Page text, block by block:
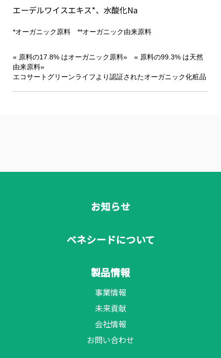
エーデルワイスエキス*、水酸化Na
*オーガニック原料 **オーガニック由来原料
« 原料の17.8% はオーガニック原料» « 原料の99.3% は天然
由来原料»
エコサートグリーンライフより認証されたオーガニック化粧品
お知らせ
ベネシードについて
製品情報
事業情報
未来貢献
会社情報
お問い合わせ